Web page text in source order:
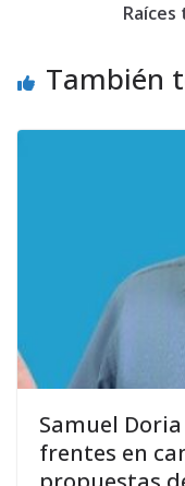
También
Samuel
frentes en